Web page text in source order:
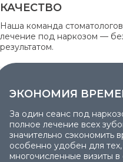
КАЧЕСТВО
Наша команда
лечение под наркозом —
результатом.
ЭКОНОМИЯ
За один сеанс под
полное лечение всех
значительно сэкономить
особенно удобен для
многочисленные визиты